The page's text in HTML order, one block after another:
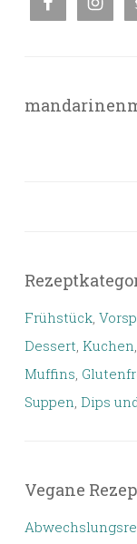
Frühstück
Dessert Kuchen
Muffins
Suppen Dips
Vegane